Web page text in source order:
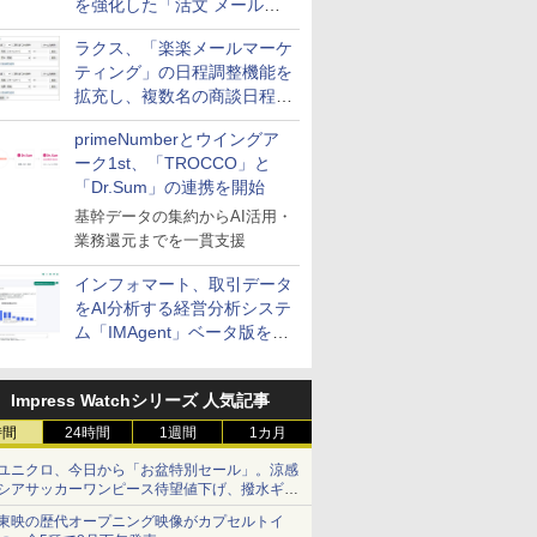
を強化した「活文 メール誤
送信防止アドインサービス」
を提供
ラクス、「楽楽メールマーケ
ティング」の日程調整機能を
拡充し、複数名の商談日程調
整を効率化
primeNumberとウイングア
ーク1st、「TROCCO」と
「Dr.Sum」の連携を開始
基幹データの集約からAI活用・
業務還元までを一貫支援
インフォマート、取引データ
をAI分析する経営分析システ
ム「IMAgent」ベータ版を提
Impress Watchシリーズ 人気記事
24時間 1週間 1カ月
ニクロ、今日から「お盆特別セール」。涼感
アサッカーワンピース待望値下げ、撥水ギア
ョーツは1990円に
映の歴代オープニング映像がカプセルトイ